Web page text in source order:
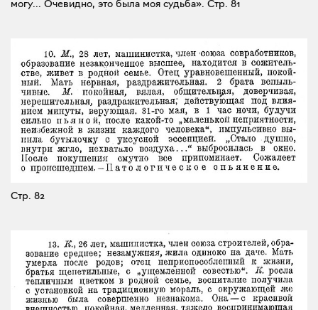
могу... Очевидно, это была моя судьба». Стр. 81
Стр. 82